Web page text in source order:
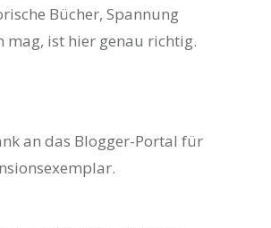
Bücher, Spannung
mag, ist hier genau richtig.
an das Blogger-Portal für